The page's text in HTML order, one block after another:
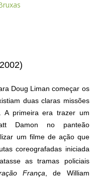
Doug Liman começar os
duas claras missões
A primeira era trazer um
Damon no panteão
um filme de ação que
coreografadas iniciada
as tramas policiais
França , de William